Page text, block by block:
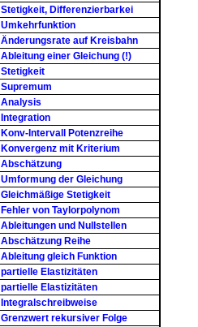
Stetigkeit, Differenzierbarkei
Umkehrfunktion
Änderungsrate auf Kreisbahn
Ableitung einer Gleichung (!)
Stetigkeit
Supremum
Analysis
Integration
Konv-Intervall Potenzreihe
Konvergenz mit Kriterium
Abschätzung
Umformung der Gleichung
Gleichmäßige Stetigkeit
Fehler von Taylorpolynom
Ableitungen und Nullstellen
Abschätzung Reihe
Ableitung gleich Funktion
partielle Elastizitäten
partielle Elastizitäten
Integralschreibweise
Grenzwert rekursiver Folge